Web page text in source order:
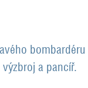
bombardéru
a pancíř.